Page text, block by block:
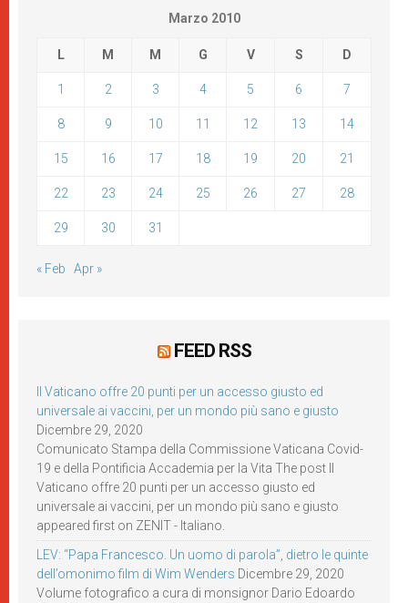
Marzo 2010
L M M G V S D
1 2 3 4 5 6 7
8 9 10 11 12 13 14
15 16 17 18 19 20 21
22 23 24 25 26 27 28
29 30 31
« Feb Apr »
FEED RSS
Il Vaticano offre 20 punti per un accesso giusto ed
universale ai vaccini, per un mondo più sano e giusto
Dicembre 29, 2020
Comunicato Stampa della Commissione Vaticana Covid-
19 e della Pontificia Accademia per la Vita The post Il
Vaticano offre 20 punti per un accesso giusto ed
universale ai vaccini, per un mondo più sano e giusto
appeared first on ZENIT - Italiano.
LEV: “Papa Francesco. Un uomo di parola”, dietro le quinte
dell’omonimo film di Wim Wenders Dicembre 29, 2020
Volume fotografico a cura di monsignor Dario Edoardo